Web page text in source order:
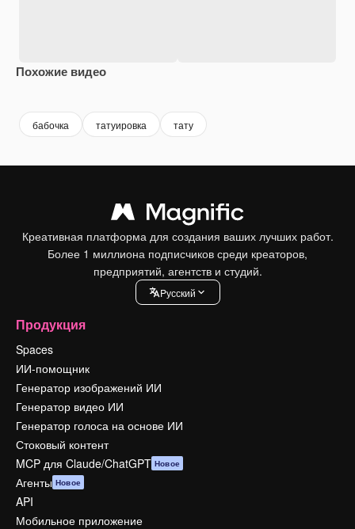
Похожие видео
бабочка татуировка тату
Креативная платформа для создания ваших лучших работ.
Более 1 миллиона подписчиков среди креаторов,
предприятий, агентств и студий.
Pусский
Продукция
Spaces
ИИ-помощник
Генератор изображений ИИ
Генератор видео ИИ
Генератор голоса на основе ИИ
Стоковый контент
MCP для Claude/ChatGPT Новое
Агенты Новое
API
Мобильное приложение